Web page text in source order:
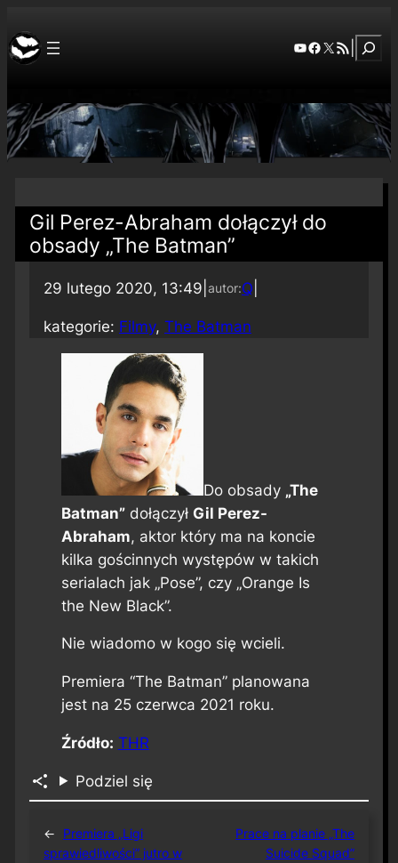
YouTube
Facebook
X RSS Feed
Gil Perez-Abraham dołączył do
obsady „The Batman”
29 lutego 2020, 13:49 autor:Q
kategorie: Filmy, The Batman
Do obsady „The
Batman”dołączył Gil Perez-
Abraham, aktor który ma na koncie
kilka gościnnych występów w takich
serialach jak „Pose”, czy „Orange Is
the New Black”.
Nie wiadomo w kogo się wcieli.
Premiera “The Batman” planowana
jest na 25 czerwca 2021 roku.
Źródło: THR
Podziel się
←
Premiera „Ligi
sprawiedliwości” jutro w
Prace na planie „The
Suicide Squad”